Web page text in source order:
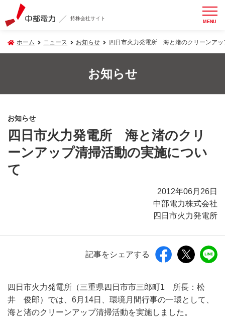
持株会社サイト MENU
ホーム ニュース お知らせ 四日市火力発電所 海と渚のクリーンアッ
お知らせ
お知らせ
四日市火力発電所 海と渚のクリ
ーンアップ清掃活動の実施につい
て
2012年06月26日
中部電力株式会社
四日市火力発電所
記事をシェアする
四日市火力発電所（三重県四日市市三郎町1 所長：松
井 俊郎）では、6月14日、環境月間行事の一環として、
海と渚のクリーンアップ清掃活動を実施しました。